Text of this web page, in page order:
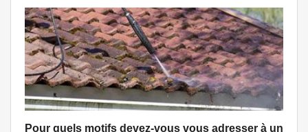
Pour quels motifs devez-vous vous adresser à un